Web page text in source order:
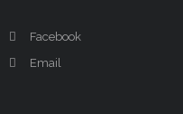
Facebook
Email